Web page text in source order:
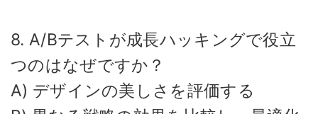
8. A/Bテストが成長ハッキングで役立
つのはなぜですか？
A) デザインの美しさを評価する